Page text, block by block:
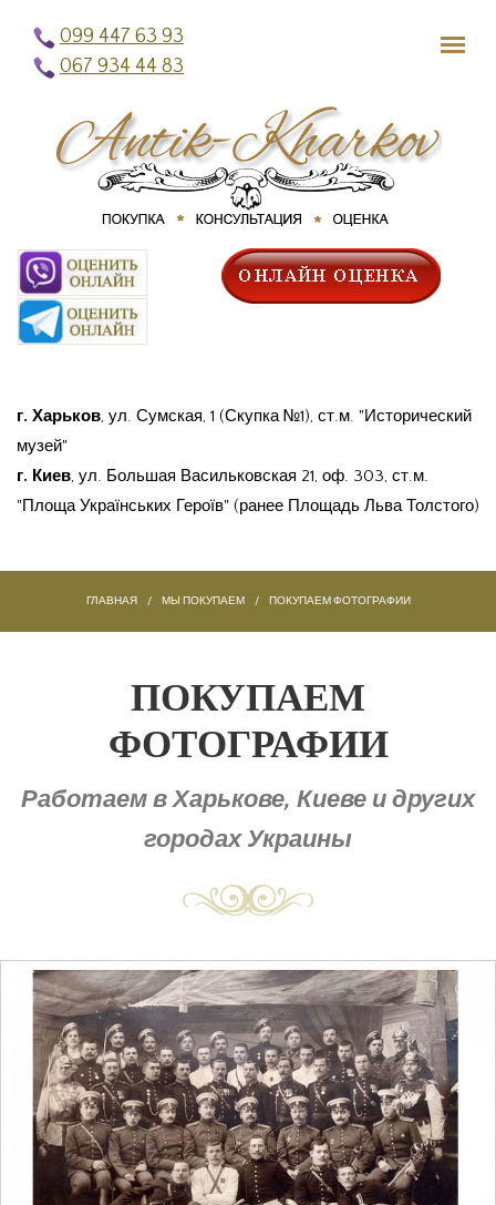
099 447 63 93
067 934 44 83
г. Харьков, ул. Сумская, 1 (Скупка №1), ст.м. "Исторический
музей"
г. Киев, ул. Большая Васильковская 21, оф. 303, ст.м.
"Площа Українських Героїв" (ранее Площадь Льва Толстого)
ГЛАВНАЯ / МЫ ПОКУПАЕМ / ПОКУПАЕМ ФОТОГРАФИИ
ПОКУПАЕМ
ФОТОГРАФИИ
Работаем в Харькове, Киеве и других
городах Украины